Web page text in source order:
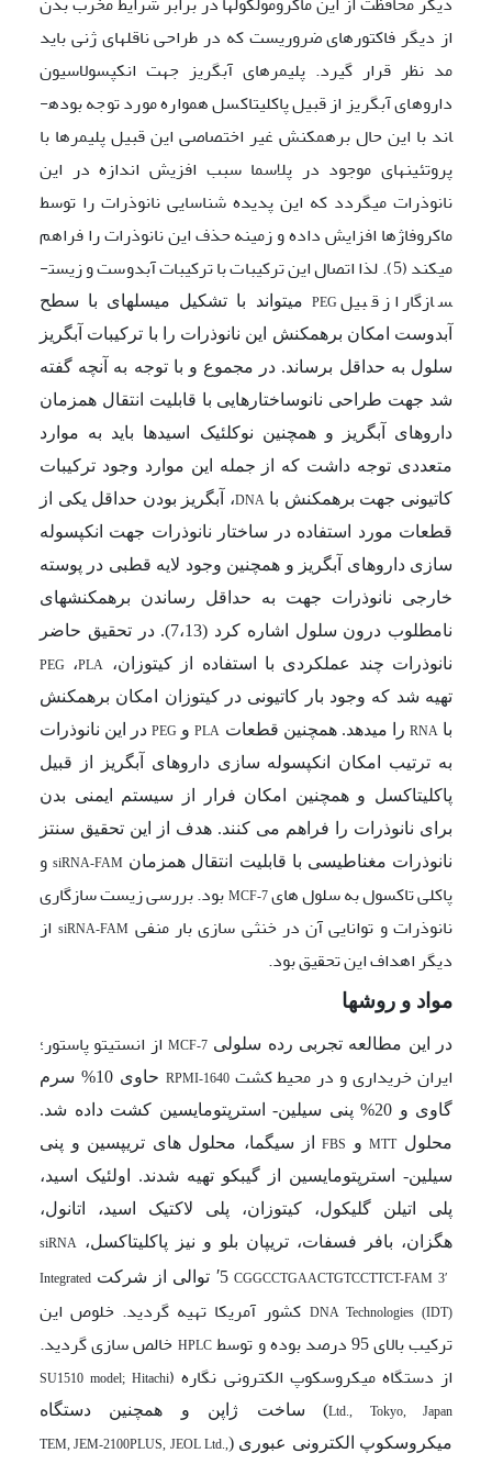
از دیگر فاکتورهای ضروریست که در طراحی ناقل­های ژنی باید
مد نظر قرار گیرد. پلیمرهای آبگریز جهت انکپسولاسیون
داروهای آبگریز از قبیل پاکلی­تاکسل همواره مورد توجه بوده­
اند با این حال برهمکنش غیر اختصاصی این قبیل پلیمرها با
پروتئین­های موجود در پلاسما سبب افزیش اندازه در این
نانوذرات می­گردد که این پدیده شناسایی نانوذرات را توسط
ماکروفاژها افزایش داده و زمینه حذف این نانوذرات را فراهم
میکند (5). لذا اتصال این ترکیبات با ترکیبات آبدوست و زیست­
سازگار از قبیلPEG
می­تواند با تشکیل میسل­های با سطح
آبدوست امکان برهمکنش این نانوذرات را با ترکیبات آبگریز
سلول به حداقل برساند. در مجموع و با توجه به آنچه گفته
شد جهت طراحی نانوساختارهایی با قابلیت انتقال همزمان
داروهای آبگریز و همچنین نوکلئیک اسیدها باید به موارد
متعددی توجه داشت که از جمله این موارد وجود ترکیبات
کاتیونی جهت برهمکنش با DNA، آبگریز بودن حداقل یکی از
قطعات مورد استفاده در ساختار نانوذرات جهت انکپسوله
سازی داروهای آبگریز و همچنین وجود لایه قطبی در پوسته
خارجی نانوذرات جهت به حداقل رساندن برهمکنش­های
نامطلوب درون سلول اشاره کرد (7،13). در تحقیق حاضر
نانوذرات چند عملکردی با استفاده از کیتوزان،
PLA، PEG
تهیه شد که وجود بار کاتیونی در کیتوزان امکان برهمکنش
با RNA را میدهد. همچنین قطعات PLAو PEGدر این نانوذرات
به ترتیب امکان انکپسوله سازی داروهای آبگریز از قبیل
پاکلی­تاکسل و همچنین امکان فرار از سیستم ایمنی بدن
برای نانوذرات را فراهم می کنند. هدف از این تحقیق سنتز
نانوذرات مغناطیسی با قابلیت انتقال همزمان siRNA-FAM و
پاکلی تاکسول به سلول های MCF-7 بود. بررسی زیست سازگاری
نانوذرات و توانایی آن در خنثی سازی بار منفی siRNA-FAM از
دیگر اهداف این تحقیق بود.
مواد و روشها
در این مطالعه تجربی رده سلولی MCF-7 از انستیتو پاستور؛
ایران خریداری و در محیط کشتRPMI-1640
حاوی 10% سرم
گاوی و 20% پنی سیلین- استرپتومایسین کشت داده شد.
محلولMTTو FBSاز سیگما، محلول های تریپسین و پنی
سیلین- استرپتومایسین از گیبکو تهیه شدند. اولئیک اسید،
پلی اتیلن گلیکول، کیتوزان، پلی لاکتیک اسید، اتانول،
هگزان، بافر فسفات، تریپان بلو و نیز پاکلی­تاکسل،
siRNA
CGGCCTGAACTGTCCTTCT-FAM 3′
5
′ توالی از شرکت Integrated
DNA Technologies (IDT) کشور آمریکا تهیه گردید. خلوص این
ترکیب بالای 95 درصد بوده و توسط
HPLC خالص سازی گردید.
از دستگاه میکروسکوپ الکترونی نگاره (SU1510 model; Hitachi
Ltd., Tokyo, Japan) ساخت ژاپن و همچنین دستگاه
میکروسکوپ الکترونی عبوری ( TEM, JEM-2100PLUS, JEOL Ltd.,